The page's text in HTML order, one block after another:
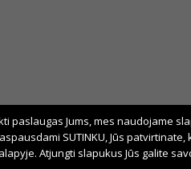
paslaugas Jums, mes naudojame
SUTINKU, Jūs
Atjungti slapukus Jūs galite